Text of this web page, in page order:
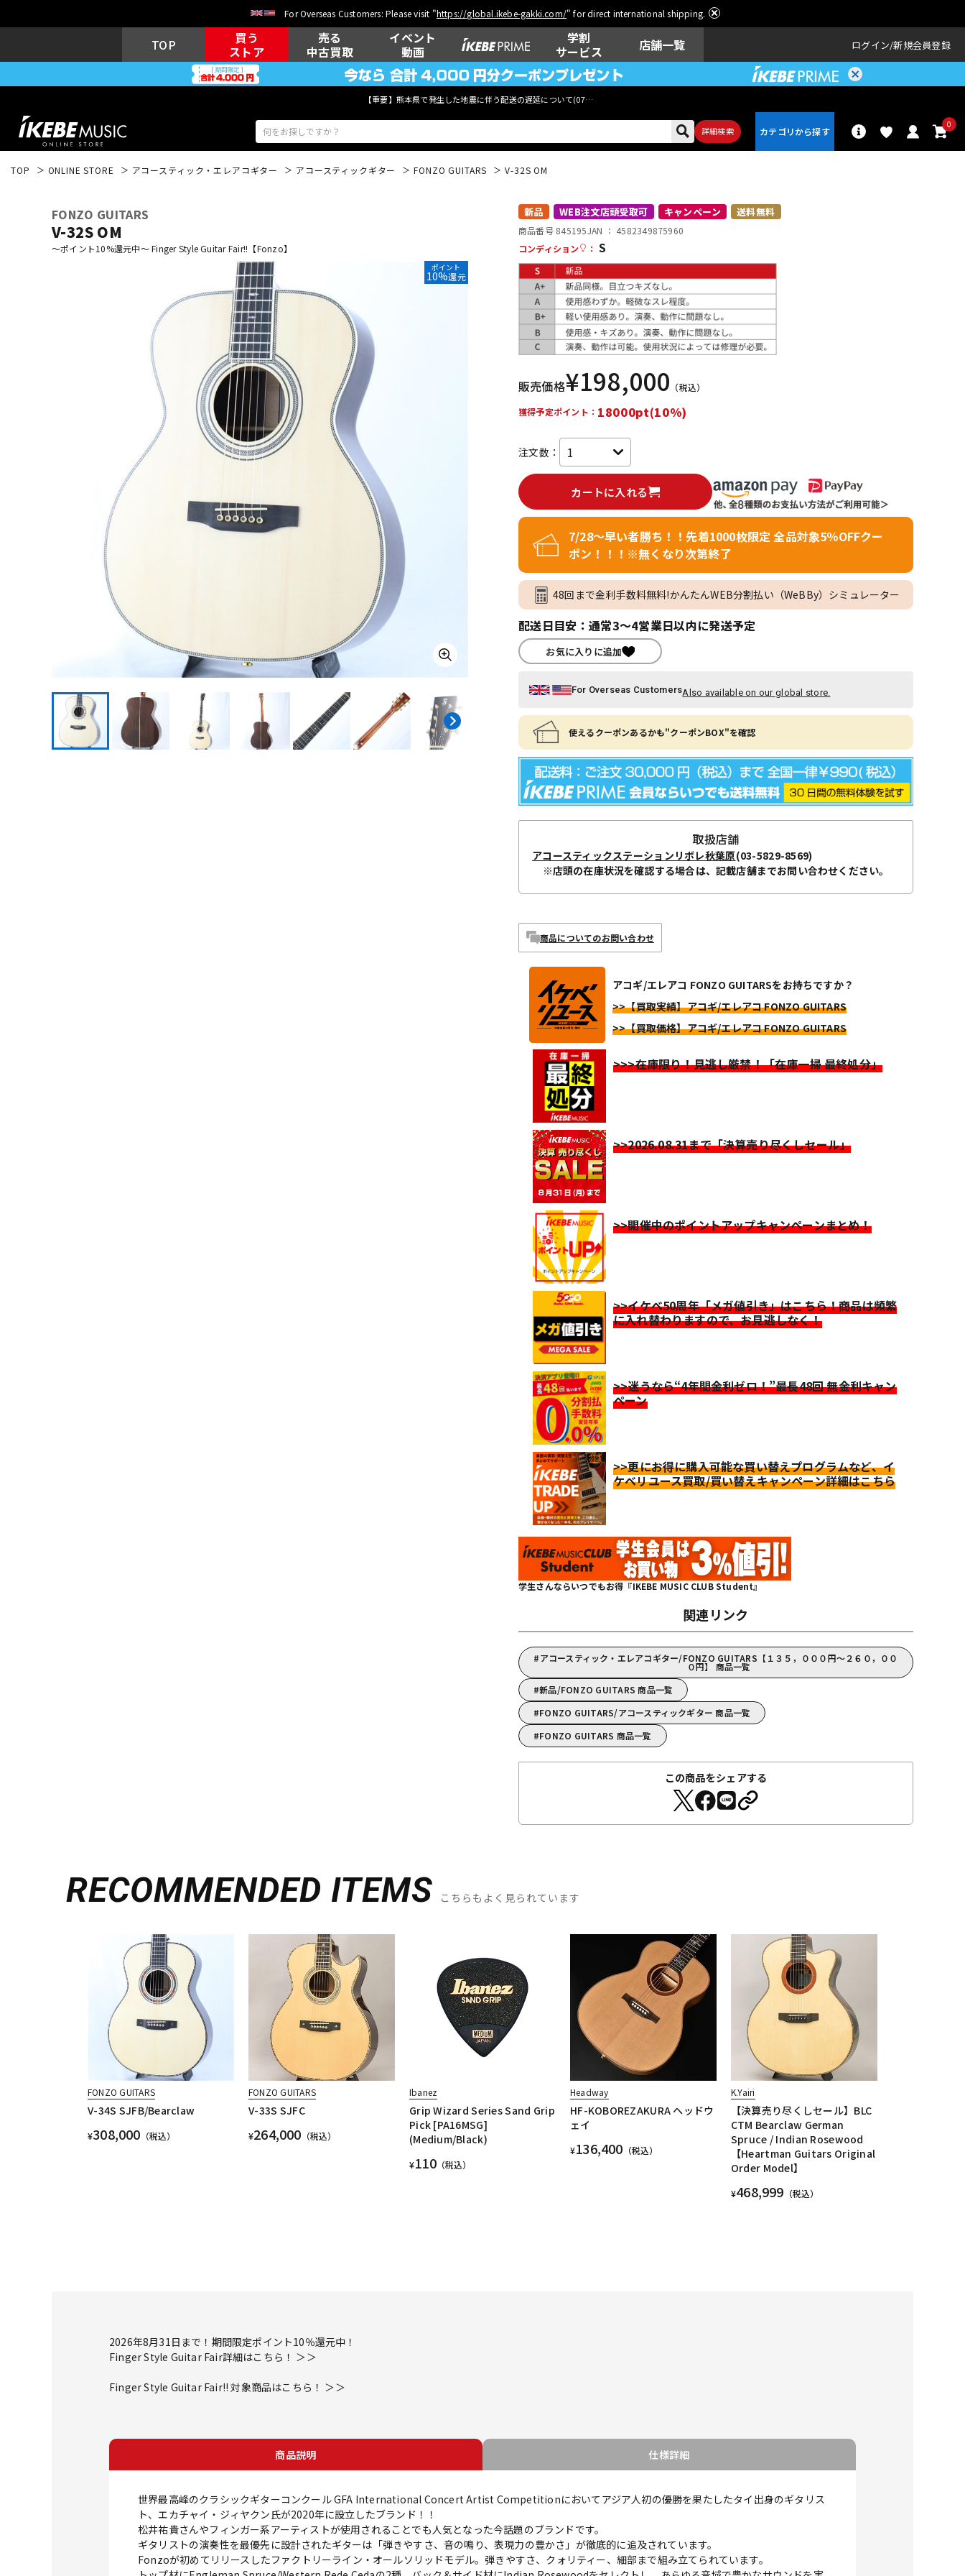
For Overseas Customers: Please visit "https://global.ikebe-gakki.com/" for direct international shipping.
TOP
買う
ストア
売る
中古買取
イベント
動画
学割
サービス
店舗一覧 ログイン 新規会員登録
【重要】熊本県で発生した地震に伴う配送の遅延について(07月29日
詳細検索
0
ウクレレ ドラム
電子ピアノ 管楽器 その他楽器
DTM レコーディン
グ機器
配信/ライブ
機器
ヴィンテージ
TOP ONLINE STORE アコースティック・エレアコギター アコースティックギター FONZO GUITARS V-32S OM
FONZO GUITARS
V-32S OM
～ポイント10%還元中～ Finger Style Guitar Fair!!【Fonzo】
ポイント
10%還元
新品 WEB注文店頭受取可 キャンペーン 送料無料
商品番号 845195JAN ： 4582349875960
コンディション
： S
販売価格¥198,000 （税込）
獲得予定ポイント： 18000pt(10%)
注文数：
カートに入れる
7/28～早い者勝ち！！先着1000枚限定 全品対象5％OFFクー
ポン！！！※無くなり次第終了
48回まで金利手数料無料!かんたんWEB分割払い（WeBBy）シミュレーター
配送日目安：通常3～4営業日以内に発送予定
お気に入りに追加
For Overseas CustomersAlso available on our global store.
使えるクーポンあるかも"クーポンBOX"を確認
取扱店舗
アコースティックステーションリボレ秋葉原(03-5829-8569)
※店頭の在庫状況を確認する場合は、記載店舗までお問い合わせください。
商品についてのお問い合わせ
アコギ/エレアコ FONZO GUITARSをお持ちですか？
>>【買取実績】アコギ/エレアコ FONZO GUITARS
>>【買取価格】アコギ/エレアコ FONZO GUITARS
>>>在庫限り！見逃し厳禁！「在庫一掃 最終処分」
>>2026.08.31まで「決算売り尽くしセール」
>>開催中のポイントアップキャンペーンまとめ！
>>イケベ50周年「メガ値引き」はこちら！商品は頻繁
に入れ替わりますので、お見逃しなく！
>>迷うなら“4年間金利ゼロ！”最長48回 無金利キャン
ペーン
>>更にお得に購入可能な買い替えプログラムなど、イ
ケベリユース買取/買い替えキャンペーン詳細はこちら
学生さんならいつでもお得『IKEBE MUSIC CLUB Student』
関連リンク
アコースティック・エレアコギター/FONZO GUITARS【１３５，０００円～２６０，００
０円】 商品一覧
新品/FONZO GUITARS 商品一覧
FONZO GUITARS/アコースティックギター 商品一覧
FONZO GUITARS 商品一覧
この商品をシェアする
RECOMMENDED ITEMS こちらもよく見られています
FONZO GUITARS
V-34S SJFB/Bearclaw
¥308,000 （税込）
FONZO GUITARS
V-33S SJFC
¥264,000 （税込）
Ibanez
Grip Wizard Series Sand Grip
Pick [PA16MSG]
(Medium/Black)
¥110（税込）
Headway
HF-KOBOREZAKURA ヘッドウ
ェイ
¥136,400 （税込）
K.Yairi
【決算売り尽くしセール】BLC
CTM Bearclaw German
Spruce / Indian Rosewood
【Heartman Guitars Original
Order Model】
¥468,999 （税込）
2026年8月31日まで！期間限定ポイント10％還元中！
Finger Style Guitar Fair詳細はこちら！ ＞＞
Finger Style Guitar Fair!! 対象商品はこちら！ ＞＞
商品説明 仕様詳細
世界最高峰のクラシックギターコンクール GFA International Concert Artist Competitionにおいてアジア人初の優勝を果たしたタイ出身のギタリス
ト、エカチャイ・ジィヤクン氏が2020年に設立したブランド！！
松井祐貴さんやフィンガー系アーティストが使用されることでも人気となった今話題のブランドです。
ギタリストの演奏性を最優先に設計されたギターは「弾きやすさ、音の鳴り、表現力の豊かさ」が徹底的に追及されています。
Fonzoが初めてリリースしたファクトリーライン・オールソリッドモデル。弾きやすさ、クォリティー、細部まで組み立てられています。